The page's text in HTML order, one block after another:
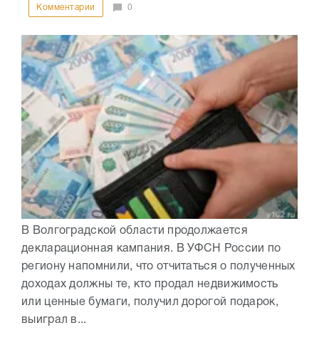
Комментарии 0
В Волгоградской области продолжается
декларационная кампания. В УФСН России по
региону напомнили, что отчитаться о полученных
доходах должны те, кто продал недвижимость
или ценные бумаги, получил дорогой подарок,
выиграл в...